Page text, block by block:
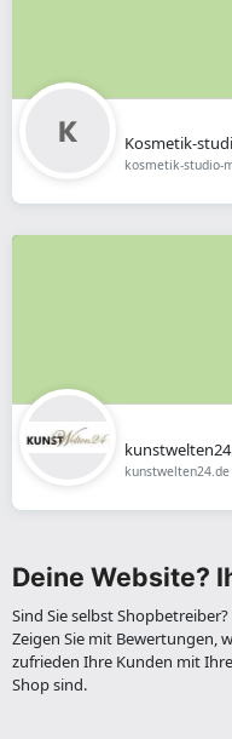
Kosmetik-
kosmetik-studio-
kunstwelten24.de
Deine Website?
Sind Sie selbst Shopbetreiber?
Zeigen Sie mit Bewertungen,
zufrieden Ihre Kunden mit
Shop sind.